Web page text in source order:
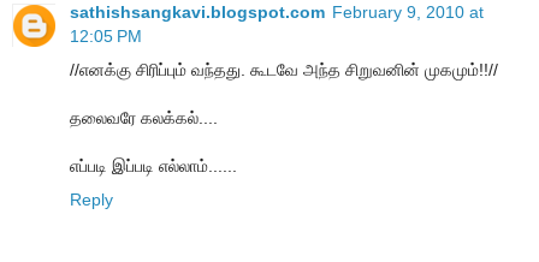
sathishsangkavi.blogspot.com February 9, 2010 at
12:05 PM
//எனக்கு சிரிப்பும் வந்தது. கூடவே அந்த சிறுவனின் முகமும்!!//
தலைவரே கலக்கல்....
எப்படி இப்படி எல்லாம்......
Reply